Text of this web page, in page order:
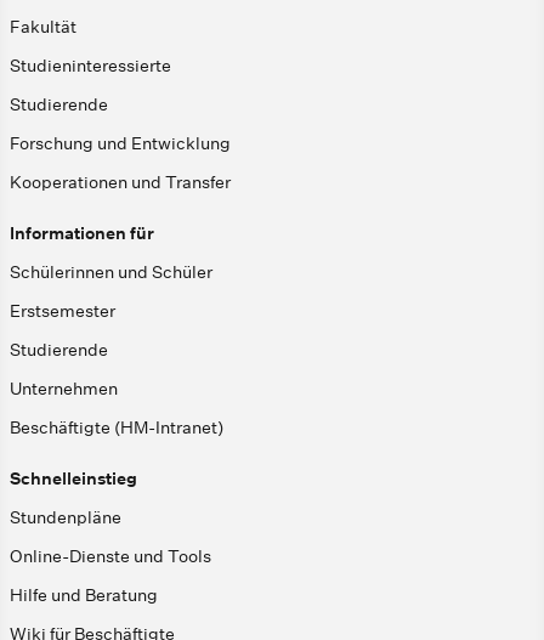
Fakultät
Studieninteressierte
Studierende
Forschung und Entwicklung
Kooperationen und Transfer
Informationen für
Schülerinnen und Schüler
Erstsemester
Studierende
Unternehmen
Beschäftigte (HM-Intranet)
Schnelleinstieg
Stundenpläne
Online-Dienste und Tools
Hilfe und Beratung
Wiki für Beschäftigte